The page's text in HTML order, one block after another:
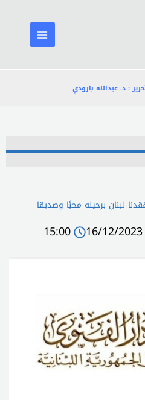
: د. عبدالله بارودي
لبنان برحيله محبًا وصديقا
16/12/2023
15:00